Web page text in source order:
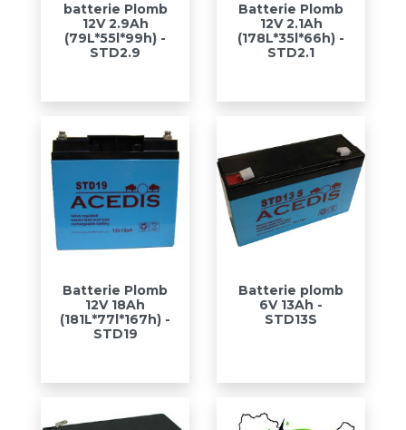
batterie Plomb
12V 2.9Ah
(79L*55l*99h) -
STD2.9
Batterie Plomb
12V 2.1Ah
(178L*35l*66h) -
STD2.1
Batterie Plomb
12V 18Ah
(181L*77l*167h) -
STD19
Batterie plomb
6V 13Ah -
STD13S